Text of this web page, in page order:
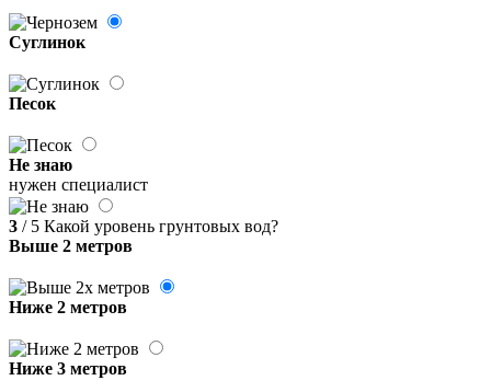
Суглинок
Песок
Не знаю
нужен специалист
3 / 5 Какой уровень грунтовых вод?
Выше 2 метров
Ниже 2 метров
Ниже 3 метров